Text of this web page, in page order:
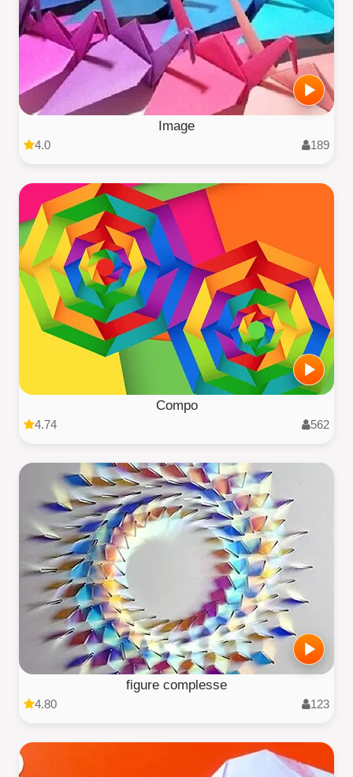
Image
4.0 189
Compo
4.74 562
figure complesse
4.80 123